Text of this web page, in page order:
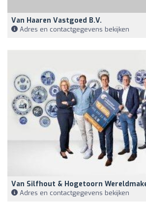
Van Haaren Vastgoed B.V.
Adres en contactgegevens bekijken
Van Silfhout & Hogetoorn
Adres en contactgegevens bekijken